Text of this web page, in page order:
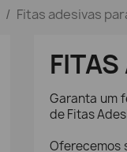
Fitas adesivas
Garanta um
de Fitas
Oferecemos